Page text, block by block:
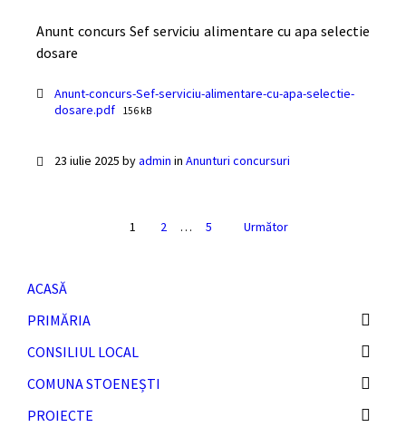
Anunt concurs Sef serviciu alimentare cu apa selectie
dosare
Documente
Anunt-concurs-Sef-serviciu-alimentare-cu-apa-selectie-
dosare.pdf File
156 kB
23 iulie 2025 byadmin in Anunturi concursuri
1 2 … 5 Următor
ACASĂ
PRIMĂRIA
CONSILIUL LOCAL
COMUNA STOENEȘTI
PROIECTE